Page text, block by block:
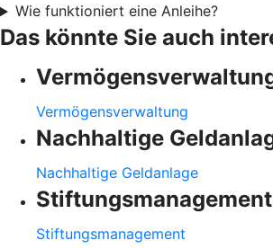
Wie funktioniert eine Anleihe?
Das könnte Sie auch
Vermögensverwaltung
Nachhaltige
Nachhaltige Geldanlage
Stiftungsmanagement
Stiftungsmanagement